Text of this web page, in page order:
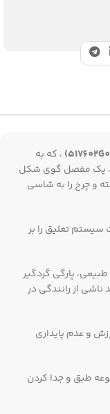
، که به
یک مفصل گوی‌ شکل
و چرخ را به شاسی
تعلیق را بر
پارگی گردگیر
از رانندگی در
و عدم پایداری
طبق و جدا کردن